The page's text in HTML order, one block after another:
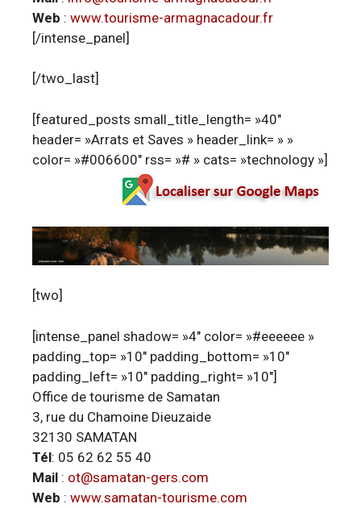
Web : www.tourisme-armagnacadour.fr
[/intense_panel]
[/two_last]
[featured_posts small_title_length= »40″
header= »Arrats et Saves » header_link= » »
color= »#006600″ rss= »# » cats= »technology »]
[two]
[intense_panel shadow= »4″ color= »#eeeeee »
padding_top= »10″ padding_bottom= »10″
padding_left= »10″ padding_right= »10″]
Office de tourisme de Samatan
3, rue du Chamoine Dieuzaide
32130 SAMATAN
Tél: 05 62 62 55 40
Mail : ot@samatan-gers.com
Web : www.samatan-tourisme.com